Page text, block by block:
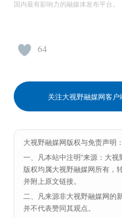
国内最有影响力的融媒体发布平台。
64
关注大视野融媒网客
大视野融媒网版权与免责声明：
一、凡本站中注明“来源：大视
版权均属大视野融媒网所有，
并附上原文链接。
二、凡来源非大视野融媒网的
并不代表赞同其观点。